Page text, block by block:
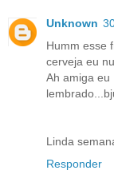
Unknown
Humm esse
cerveja eu
Ah amiga
Linda
Responder